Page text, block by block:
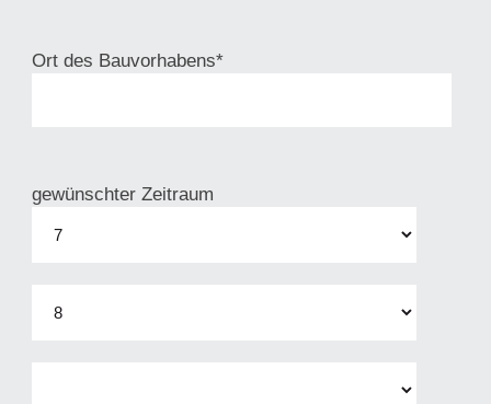
Ort des Bauvorhabens*
gewünschter Zeitraum